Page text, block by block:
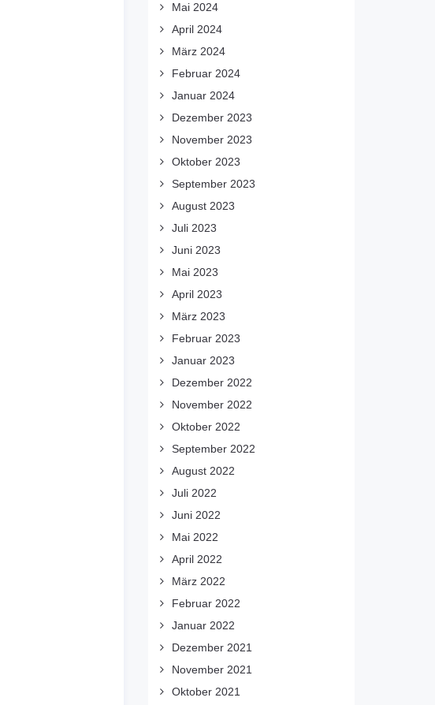
Mai 2024
April 2024
März 2024
Februar 2024
Januar 2024
Dezember 2023
November 2023
Oktober 2023
September 2023
August 2023
Juli 2023
Juni 2023
Mai 2023
April 2023
März 2023
Februar 2023
Januar 2023
Dezember 2022
November 2022
Oktober 2022
September 2022
August 2022
Juli 2022
Juni 2022
Mai 2022
April 2022
März 2022
Februar 2022
Januar 2022
Dezember 2021
November 2021
Oktober 2021